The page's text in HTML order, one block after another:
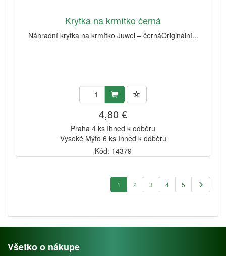
Krytka na krmítko černá
Náhradní krytka na krmítko Juwel – černáOriginální...
4,80 €
Praha 4 ks Ihned k odběru
Vysoké Mýto 6 ks Ihned k odběru
Kód: 14379
1 2 3 4 5
Všetko o nákupe